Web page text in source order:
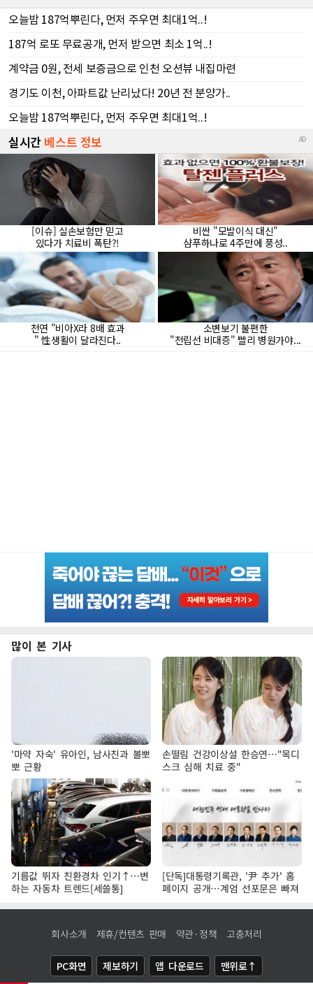
많이 본 기사
'마약 자숙' 유아인, 남사친과 볼뽀
뽀 근황
손떨림 건강이상설 한승연…"목디
스크 심해 치료 중"
기름값 뛰자 친환경차 인기↑…변
하는 자동차 트렌드[세쓸통]
[단독]대통령기록관, '尹 추가' 홈
페이지 공개…계엄 선포문은 빠져
회사소개 제휴/컨텐츠 판매 약관·정책 고충처리
PC화면 제보하기 앱 다운로드 맨위로↑